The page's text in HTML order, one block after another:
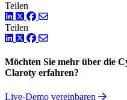
Teilen
LinkedIn
TwitterFacebook
Teilen
LinkedIn
TwitterFacebook
Möchten Sie mehr über die
Claroty erfahren?
Live-Demo vereinbaren